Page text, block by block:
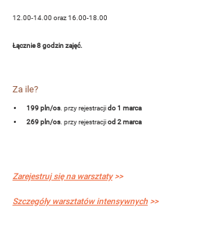
12.00-14.00 oraz 16.00-18.00
Łącznie 8 godzin zajęć.
Za ile?
199 pln/os . przy rejestracji do 1 marca
269 pln/os . przy rejestracji od 2 marca
Zarejestruj się na warsztaty >>
Szczegóły warsztatów intensywnych >>